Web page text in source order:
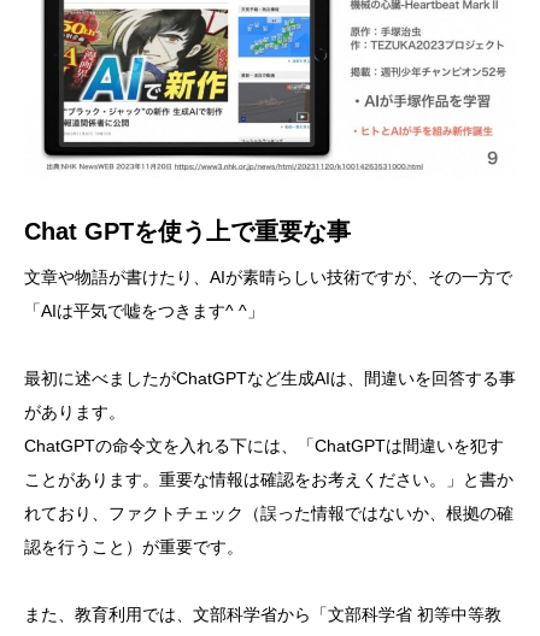
Chat GPTを使う上で重要な事
文章や物語が書けたり、AIが素晴らしい技術ですが、その一方で
「AIは平気で嘘をつきます^ ^」
最初に述べましたがChatGPTなど生成AIは、間違いを回答する事
があります。
ChatGPTの命令文を入れる下には、「ChatGPTは間違いを犯す
ことがあります。重要な情報は確認をお考えください。」と書か
れており、ファクトチェック（誤った情報ではないか、根拠の確
認を行うこと）が重要です。
また、教育利用では、文部科学省から「文部科学省 初等中等教